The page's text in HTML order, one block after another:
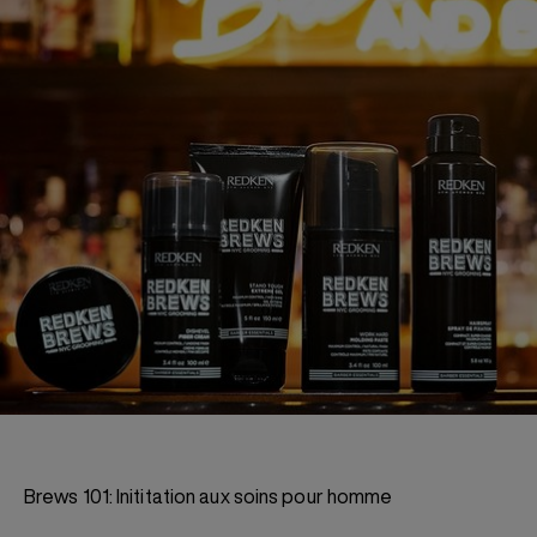
Brews 101: Inititation aux soins pour homme